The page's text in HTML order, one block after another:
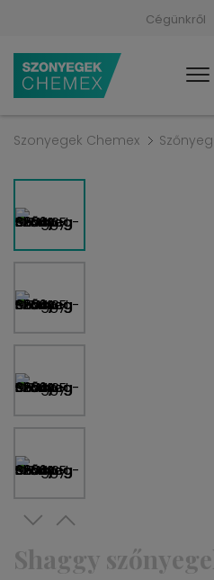
Cégünkről
Szonyegek Chemex
Shaggy